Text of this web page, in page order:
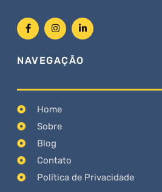
NAVEGAÇÃO
Home
Sobre
Blog
Contato
Política de Privacidade